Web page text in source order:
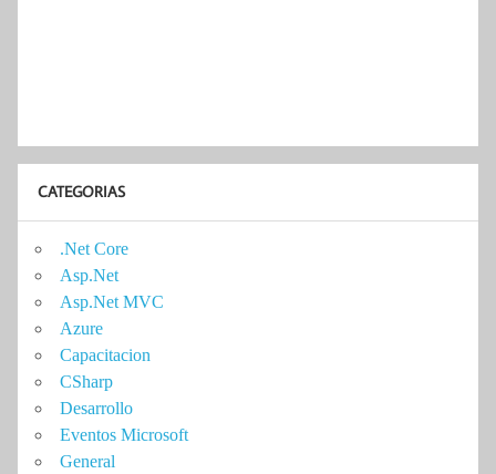
CATEGORIAS
.Net Core
Asp.Net
Asp.Net MVC
Azure
Capacitacion
CSharp
Desarrollo
Eventos Microsoft
General